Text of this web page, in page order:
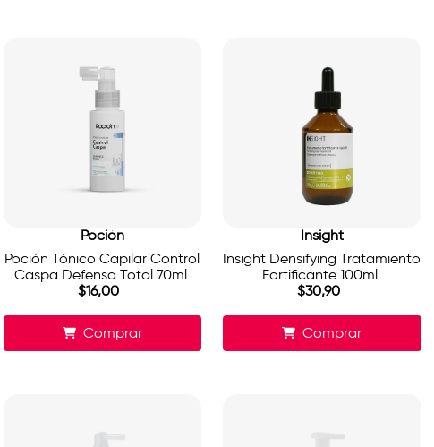
Poción
Poción Tónico Capilar Control
Caspa Defensa Total 70ml.
$16,00
Comprar
Insight
Insight Densifying Tratamiento
Fortificante 100ml.
$30,90
Comprar